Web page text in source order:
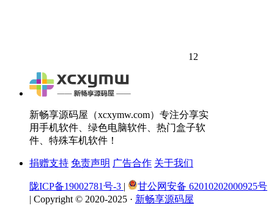
12
新畅享源码屋（xcxymw.com）专注分享实
用手机软件、绿色电脑软件、热门盒子软
件、特殊车机软件！
捐赠支持 免责声明 广告合作 关于我们
陇ICP备19002781号-3 |
甘公网安备 62010202000925号
| Copyright © 2020-2025 · 新畅享源码屋